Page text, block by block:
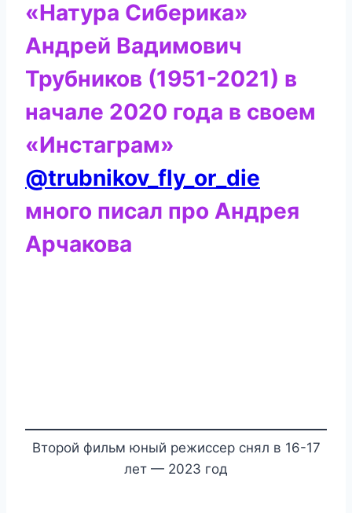
«Натура Сиберика»
Андрей Вадимович
Трубников (1951-2021) в
начале 2020 года в своем
«Инстаграм»
@trubnikov_fly_or_die
много писал про Андрея
Арчакова
Второй фильм юный режиссер снял в 16-17
лет — 2023 год